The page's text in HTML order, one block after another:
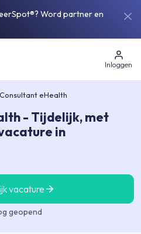
Word partner en
Inloggen
Consultant eHealth
- Tijdelijk, met
in
vacature
geopend